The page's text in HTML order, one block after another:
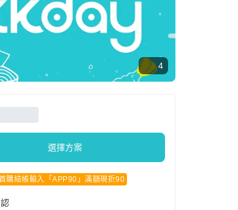
4
選擇方案
購結帳輸入「APP90」滿額現折90